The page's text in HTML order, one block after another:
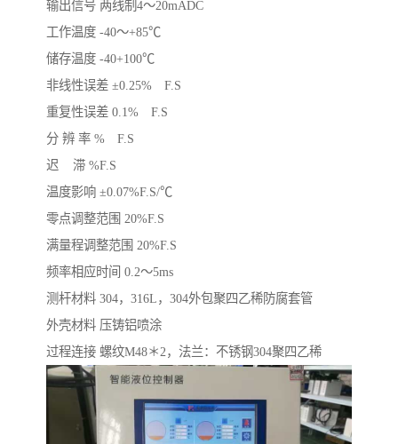
输出信号 两线制4～20mADC
工作温度 -40～+85℃
储存温度 -40+100℃
非线性误差 ±0.25% F.S
重复性误差 0.1% F.S
分 辨 率 % F.S
迟 滞 %F.S
温度影响 ±0.07%F.S/℃
零点调整范围 20%F.S
满量程调整范围 20%F.S
频率相应时间 0.2～5ms
测杆材料 304，316L，304外包聚四乙稀防腐套管
外壳材料 压铸铝喷涂
过程连接 螺纹M48＊2，法兰：不锈钢304聚四乙稀